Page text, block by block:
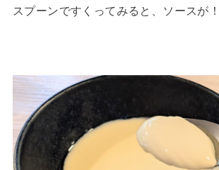
スプーンですくってみると、ソースが！